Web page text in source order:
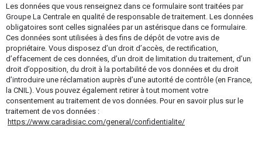
Les données que vous renseignez dans ce formulaire sont traitées par
Groupe La Centrale en qualité de responsable de traitement. Les données
obligatoires sont celles signalées par un astérisque dans ce formulaire.
Ces données sont utilisées à des fins de dépôt de votre avis de
propriétaire. Vous disposez d’un droit d’accès, de rectification,
d’effacement de ces données, d’un droit de limitation du traitement, d’un
droit d’opposition, du droit à la portabilité de vos données et du droit
d’introduire une réclamation auprès d’une autorité de contrôle (en France,
la CNIL). Vous pouvez également retirer à tout moment votre
consentement au traitement de vos données. Pour en savoir plus sur le
traitement de vos données :
https://www.caradisiac.com/general/confidentialite/